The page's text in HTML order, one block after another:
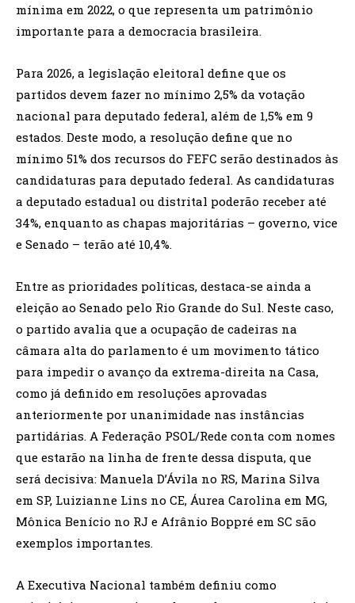
mínima em 2022, o que representa um patrimônio
importante para a democracia brasileira.
Para 2026, a legislação eleitoral define que os
partidos devem fazer no mínimo 2,5% da votação
nacional para deputado federal, além de 1,5% em 9
estados. Deste modo, a resolução define que no
mínimo 51% dos recursos do FEFC serão destinados às
candidaturas para deputado federal. As candidaturas
a deputado estadual ou distrital poderão receber até
34%, enquanto as chapas majoritárias – governo, vice
e Senado – terão até 10,4%.
Entre as prioridades políticas, destaca-se ainda a
eleição ao Senado pelo Rio Grande do Sul. Neste caso,
o partido avalia que a ocupação de cadeiras na
câmara alta do parlamento é um movimento tático
para impedir o avanço da extrema-direita na Casa,
como já definido em resoluções aprovadas
anteriormente por unanimidade nas instâncias
partidárias. A Federação PSOL/Rede conta com nomes
que estarão na linha de frente dessa disputa, que
será decisiva: Manuela D’Ávila no RS, Marina Silva
em SP, Luizianne Lins no CE, Áurea Carolina em MG,
Mônica Benício no RJ e Afrânio Boppré em SC são
exemplos importantes.
A Executiva Nacional também definiu como